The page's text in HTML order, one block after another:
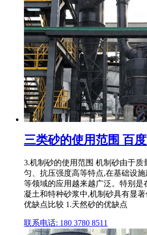
三类砂的使用范围 百
3.机制砂的使用范围 机制砂由于质
匀、抗压强度高等特点,在基础设
等领域的应用越来越广泛。特别是
凝土和特种砂浆中,机制砂具有显
优缺点比较 1.天然砂的优缺点
联系电话: 180 3780 8511